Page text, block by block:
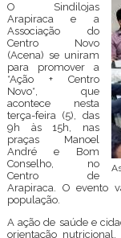
O Sindilojas
Arapiraca e a
Associação do
Centro Novo
(Acena) se uniram
para promover a
*Ação + Centro
Novo*, que
acontece nesta
terça-feira (5), das
9h às 15h, nas
praças Manoel
André e Bom
Conselho, no
Centro de
Arapiraca. O evento
população.
A ação de saúde e
orientação